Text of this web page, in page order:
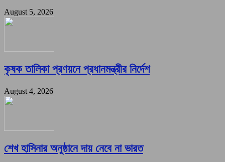
August 5, 2026
কৃষক তালিকা প্রণয়নে প্রধানমন্ত্রীর নির্দেশ
August 4, 2026
শেখ হাসিনার অনুষ্ঠানে দায় নেবে না ভারত